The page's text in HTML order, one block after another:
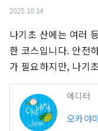
2025.10.14
나기초 산에는 여러
한 코스입니다. 안전
가 필요하지만, 나기
에디터
오카야